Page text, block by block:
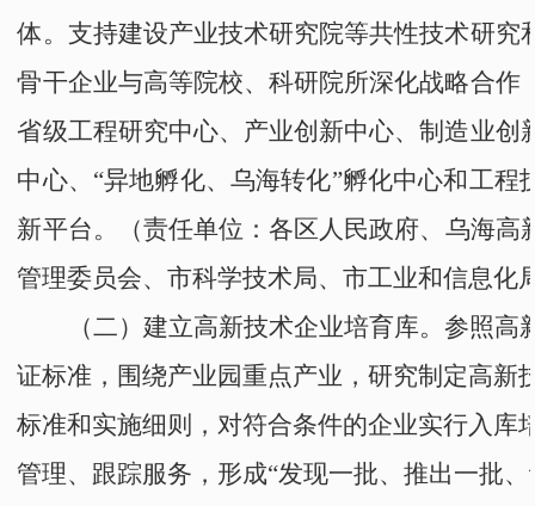
体。支持建设产业技术研究院等共性技术研究
骨干企业与高等院校、科研院所深化战略合作
省级工程研究中心、产业创新中心、制造业创
中心、 “异地孵化、乌海转化”孵化中心和工程
新平台。
（责任单位：各区人民政府、 乌海高
管理委员会、市科学技术局、市工业和信息化
（二）建立高新技术企业培育库。参照高
证标准，围绕产业园重点产业，研究制定高新
标准和实施细则，对符合条件的企业实行入库
管理、跟踪服务，形成“发现一批、推出一批